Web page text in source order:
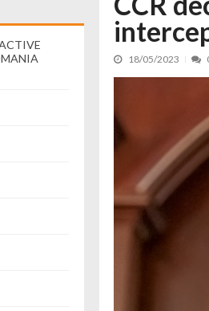
Am creat, până în prezent, peste
modernă pentru Alba: 40 de locuri noi
și flagrant în Neamț: canabis descoperit
Apărării Naționale participă la efortul
de pânã la 7,50% la ediția FIDELIS din luna
pune în consultare publică proiectul
18/05/2023